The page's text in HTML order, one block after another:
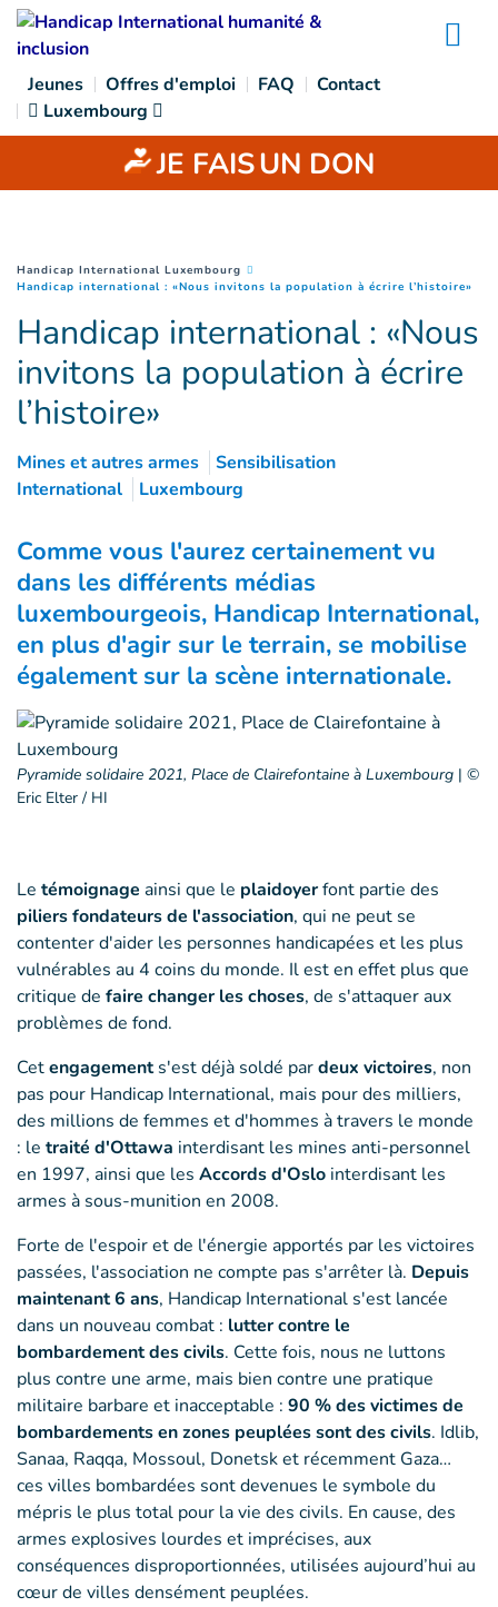
Goto main content
Jeunes Offres d'emploi FAQ
Contact
Luxembourg
JE FAISUN DON
You are here :
Handicap International Luxembourg
Handicap international : «Nous invitons la population à écrire l’histoire»
Handicap international : «Nous
invitons la population à écrire
l’histoire»
Mines et autres armes
Sensibilisation
International
Luxembourg
Comme vous l'aurez certainement vu
dans les différents médias
luxembourgeois, Handicap International,
en plus d'agir sur le terrain, se mobilise
également sur la scène internationale.
Pyramide solidaire 2021, Place de Clairefontaine à Luxembourg | ©
Eric Elter / HI
Le témoignage ainsi que le plaidoyerfont partie des
piliers fondateurs de l'association, qui ne peut se
contenter d'aider les personnes handicapées et les plus
vulnérables au 4 coins du monde. Il est en effet plus que
critique de faire changer les choses, de s'attaquer aux
problèmes de fond.
Cetengagements'est déjà soldé pardeux victoires, non
pas pour Handicap International, mais pour des milliers,
des millions de femmes et d'hommes à travers le monde
: le traité d'Ottawa interdisant les mines anti-personnel
en 1997, ainsi que les Accords d'Oslo interdisant les
armes à sous-munition en 2008.
Forte de l'espoir et de l'énergie apportés par les victoires
passées, l'association ne compte pas s'arrêter là. Depuis
maintenant 6 ans, Handicap International s'est lancée
dans un nouveau combat : lutter contre le
bombardement des civils. Cette fois, nous ne luttons
plus contre une arme, mais bien contre une pratique
militaire barbare et inacceptable : 90 % des victimes de
bombardements en zones peuplées sont des civils. Idlib,
Sanaa, Raqqa, Mossoul, Donetsk et récemment Gaza…
ces villes bombardées sont devenues le symbole du
mépris le plus total pour la vie des civils. En cause, des
armes explosives lourdes et imprécises, aux
conséquences disproportionnées, utilisées aujourd’hui au
cœur de villes densément peuplées.